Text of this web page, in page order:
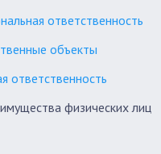
ответственность
объекты
ответственность
физических лиц